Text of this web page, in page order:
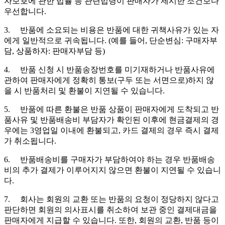
우선합니다.
3. 반품에 소요되는 비용은 반품에 대한 귀책사유가 있는 자
에게 일반적으로 귀속됩니다. (예를 들어, 단순변심: 구매자부
담, 상품하자: 판매자부담 등)
4. 반품 신청 시 반품송장번호를 미기재하거나 반품사유에
관하여 판매자에게 정확히 통보(구두 또는 서면으로)하지 않
을 시 반품처리 및 환불이 지연될 수 있습니다.
5. 반품에 따른 환불은 반품 상품이 판매자에게 도착되고 반
품사유 및 반품배송비 부담자가 확인된 이후에 현금결제의 경
우에는 3영업일 이내에 환불되고, 카드 결제의 경우 즉시 결제
가 취소됩니다.
6. 반품배송비를 구매자가 부담하여야 하는 경우 반품배송
비의 추가 결제가 이루어지지 않으면 환불이 지연될 수 있습니
다.
7. 회사는 회원의 교환 또는 반품의 요청이 정당하지 않다고
판단하면 회원의 의사표시를 취소하여 보관 중인 결제대금을
판매자에게 지급할 수 있습니다. 또한, 회원의 교환, 반품 등이